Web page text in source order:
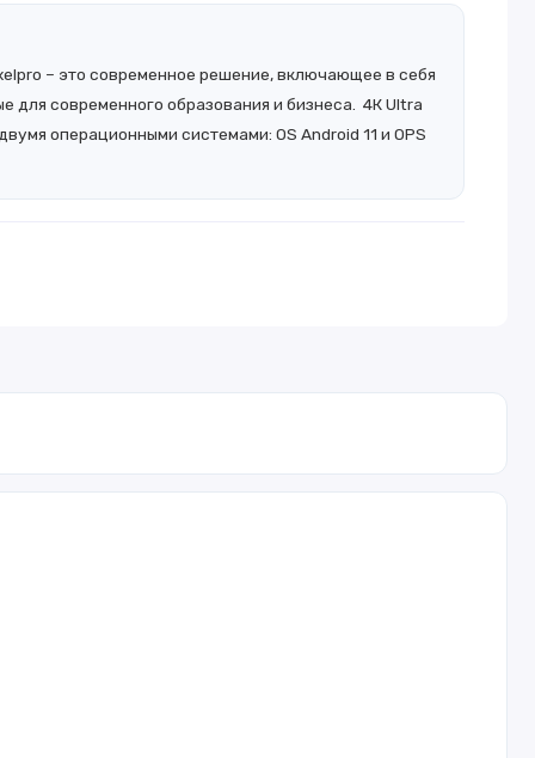
– это современное решение, включающее в себя
для современного образования и бизнеса. 4К Ultra
операционными системами: OS Android 11 и OPS